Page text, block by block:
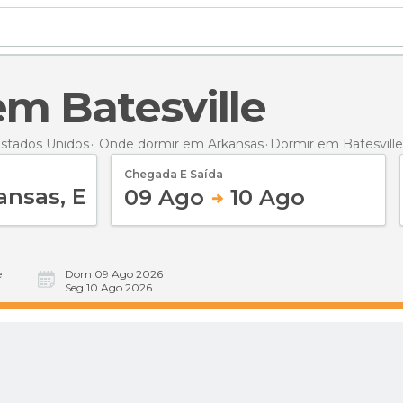
Batesville
Unidos Onde dormir em Arkansas Dormir em Batesville
Chegada E Saída
09 Ago 10 Ago
Dom 09 Ago 2026
Seg 10 Ago 2026